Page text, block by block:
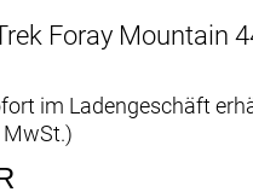
und mit Spikes
und Fersenbereich
Foray Mountain
im Ladengeschäft
MwSt.)